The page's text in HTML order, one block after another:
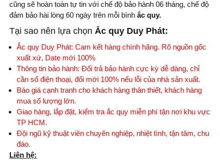
cũng sẽ hoàn toàn tự tin với chế độ bảo hành 06 tháng, chế độ
đảm bảo hài lòng 60 ngày trên mỗi bình ắc quy.
Tại sao nên lựa chọn Ắc quy Duy Phát:
Ắc quy Duy Phát: Cam kết hàng chính hãng. Rõ nguồn gốc
xuất xứ, Date mới 100%
Thông tin bảo hành: Đổi trả bảo hành cực kỳ dễ dàng, chỉ
cần số điện thoại, đổi mới 100% nếu lỗi của nhà sản xuất.
Báo giá cạnh tranh cho khách hàng thân thiết, khách hàng
mua số lượng lớn.
Giao hàng, lắp đặt, kiểm tra ắc quy miễn phí tận nơi khu vực
TP HCM.
Đội ngũ kỹ thuật viên chuyên nghiệp, nhiệt tình, tận tâm, chu
đáo.
Liên hệ: